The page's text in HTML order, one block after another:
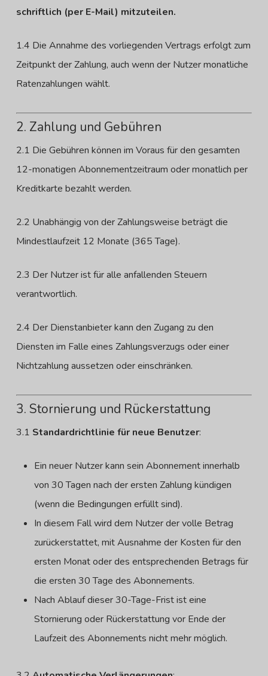
schriftlich (per E-Mail) mitzuteilen.
1.4 Die Annahme des vorliegenden Vertrags erfolgt zum
Zeitpunkt der Zahlung, auch wenn der Nutzer monatliche
Ratenzahlungen wählt.
2. Zahlung und Gebühren
2.1 Die Gebühren können im Voraus für den gesamten
12-monatigen Abonnementzeitraum oder monatlich per
Kreditkarte bezahlt werden.
2.2 Unabhängig von der Zahlungsweise beträgt die
Mindestlaufzeit 12 Monate (365 Tage).
2.3 Der Nutzer ist für alle anfallenden Steuern
verantwortlich.
2.4 Der Dienstanbieter kann den Zugang zu den
Diensten im Falle eines Zahlungsverzugs oder einer
Nichtzahlung aussetzen oder einschränken.
3. Stornierung und Rückerstattung
3.1 Standardrichtlinie für neue Benutzer:
Ein neuer Nutzer kann sein Abonnement innerhalb
von 30 Tagen nach der ersten Zahlung kündigen
(wenn die Bedingungen erfüllt sind).
In diesem Fall wird dem Nutzer der volle Betrag
zurückerstattet, mit Ausnahme der Kosten für den
ersten Monat oder des entsprechenden Betrags für
die ersten 30 Tage des Abonnements.
Nach Ablauf dieser 30-Tage-Frist ist eine
Stornierung oder Rückerstattung vor Ende der
Laufzeit des Abonnements nicht mehr möglich.